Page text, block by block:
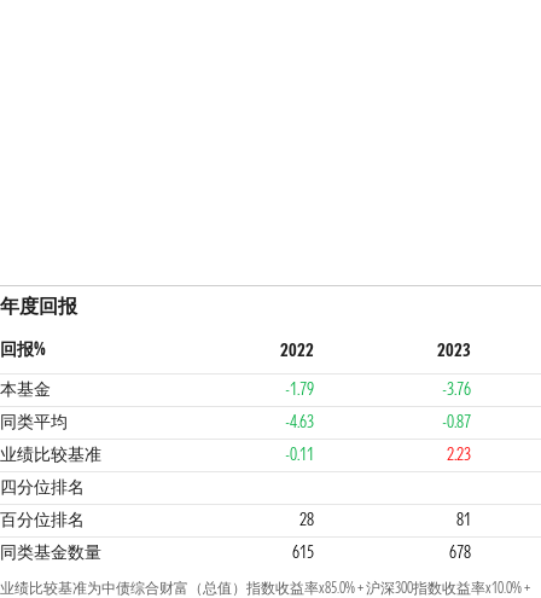
年度回报
回报% 2022
2023
本基金
-1.79
-3.76
同类平均
-4.63
-0.87
业绩比较基准
-0.11
2.23
四分位排名
2 4 4
百分位排名 28
81
同类基金数量
615 678
业绩比较基准为中债综合财富（总值）指数收益率x85.0% + 沪深300指数收益率x10.0% +